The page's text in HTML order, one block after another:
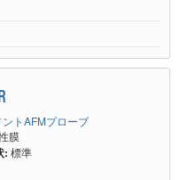
トAFMプローブ
膜
: 標準